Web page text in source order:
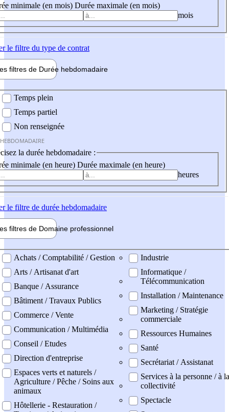
minimale (en mois) Durée maximale (en mois)
mois
le filtre du type de contrat
filtres de Durée hebdomadaire
Temps plein
Temps partiel
Non renseignée
la durée hebdomadaire :
minimale (en heure) Durée maximale (en heure)
heures
le filtre de durée hebdomadaire
filtres de Domaine professionnel
professionel
Achats / Comptabilité / Gestion
Arts / Artisanat d'art
Banque / Assurance
Bâtiment / Travaux Publics
Commerce / Vente
Communication / Multimédia
Conseil / Etudes
Direction d'entreprise
Espaces verts et naturels /
Agriculture / Pêche / Soins aux
animaux
Hôtellerie - Restauration /
Industrie
Informatique /
Télécommunication
Installation / Maintenance
Marketing / Stratégie
commerciale
Ressources Humaines
Santé
Secrétariat / Assistanat
Services à la personne / à la
collectivité
Spectacle